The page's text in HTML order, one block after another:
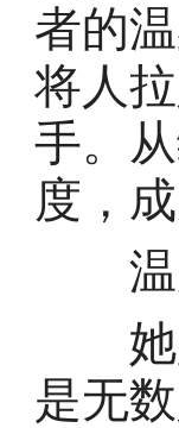
者的
将人
手。
度，
温
她是
是无